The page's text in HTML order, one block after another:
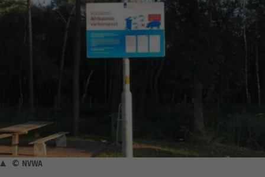
© NVWA